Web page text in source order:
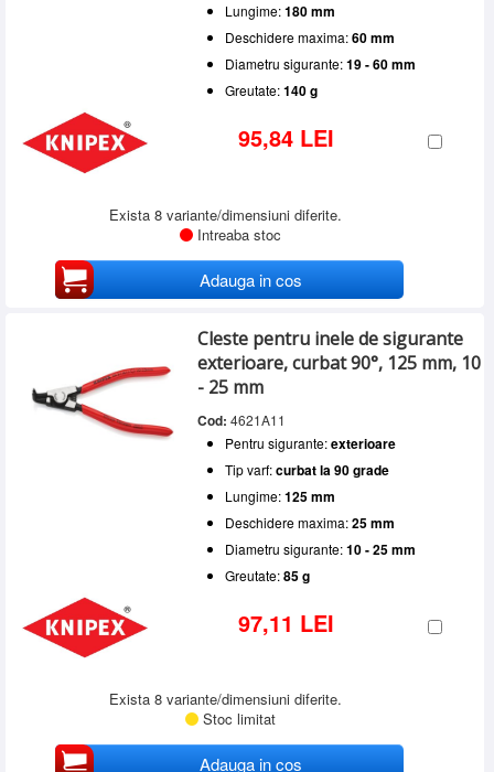
Lungime:180 mm
Deschidere maxima:60 mm
Diametru sigurante:19 - 60 mm
Greutate:140 g
95,84 LEI
Exista 8 variante/dimensiuni diferite.
Intreaba stoc
Adauga in cos
Cleste pentru inele de sigurante
exterioare, curbat 90°, 125 mm, 10
- 25 mm
Cod: 4621A11
Pentru sigurante:exterioare
Tip varf:curbat la 90 grade
Lungime:125 mm
Deschidere maxima:25 mm
Diametru sigurante:10 - 25 mm
Greutate:85 g
97,11 LEI
Exista 8 variante/dimensiuni diferite.
Stoc limitat
Adauga in cos